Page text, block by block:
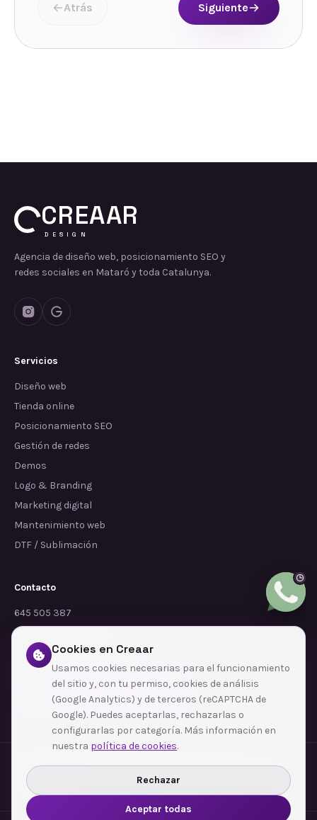
Atrás Siguiente
CREAAR
DESIGN
Agencia de diseño web, posicionamiento SEO y
redes sociales en Mataró y toda Catalunya.
Servicios
Diseño web
Tienda online
Posicionamiento SEO
Gestión de redes
Demos
Logo & Branding
Marketing digital
Mantenimiento web
DTF / Sublimación
Contacto
645 505 387
info@dependalium.com
Mataró (Barcelona)
Déjanos tu reseña en Google
Zonas de cobertura·Barcelona·L'Hospitalet de Llobregat·Terrassa·Badalona
Sabadell
Santa Coloma de Gramenet
Ver todas las zonas →
Cookies en Creaar
Usamos cookies necesarias para el funcionamiento
del sitio y, con tu permiso, cookies de análisis
(Google Analytics) y de terceros (reCAPTCHA de
Google). Puedes aceptarlas, rechazarlas o
configurarlas por categoría. Más información en
nuestra política de cookies.
Rechazar
Aceptar todas